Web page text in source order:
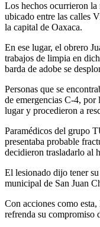
Los hechos ocurrieron la
ubicado entre las calles
la capital de Oaxaca.
En ese lugar, el obrero
trabajos de limpia en
barda de adobe se
Personas que se
de emergencias C-4,
lugar y procedieron a
Paramédicos del grupo
presentaba probable
decidieron trasladarlo al
El lesionado dijo tener
municipal de San Juan
Con acciones como
refrenda su compromiso